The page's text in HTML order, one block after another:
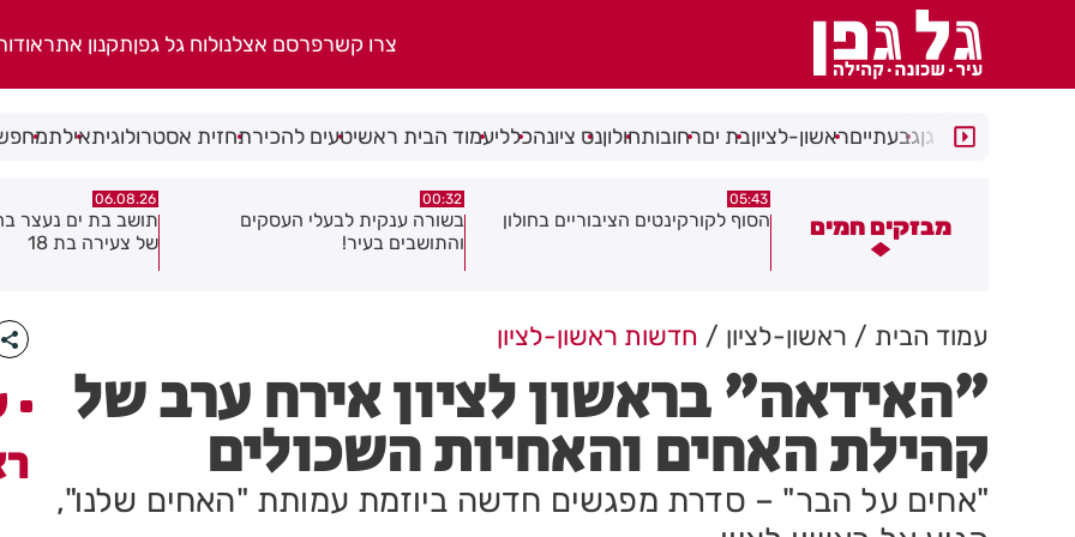
צרו קשרפרסם אצלנולוח גל גפןתקנון אתר
רמת גןגבעתייםראשון-לציוןבת יםרחובותחולוןנס ציונהכלליעמוד הבית ראשיטעים להכירתחזית אסטרולוגיתאילת
מבזקים חמים
הסוף לקורקינטים הציבוריים בחולון
00:32
בשורה ענקית לבעלי העסקים
06.08.26
תושב בת ים נעצר בחשד לאונס אלים
של צעירה בת 18
06.08.26
להפחתת זיהום
עמוד הבית ראשון-לציון חדשות ראשון-לציון
"האידאה" בראשון לציון אירח ערב של
קהילת האחים והאחיות השכולים
"אחים על הבר" – סדרת מפגשים חדשה ביוזמת עמותת "האחים שלנו",